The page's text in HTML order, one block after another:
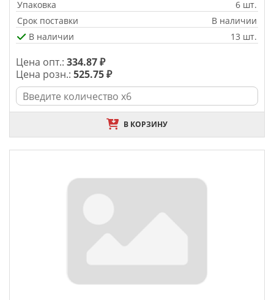
Упаковка
6 шт.
Срок поставки
В наличии
В наличии
13 шт.
Цена опт.: 334.87 ₽
Цена розн.: 525.75 ₽
В КОРЗИНУ